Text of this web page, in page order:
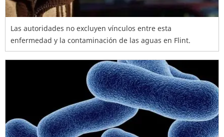
Las autoridades no excluyen vínculos entre esta
enfermedad y la contaminación de las aguas en Flint.